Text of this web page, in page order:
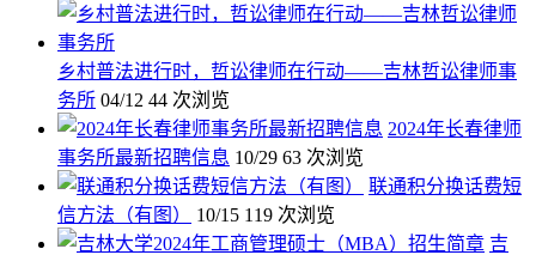
乡村普法进行时，哲讼律师在行动——吉林哲讼律师事
务所 04/12 44 次浏览
2024年长春律师
事务所最新招聘信息 10/29 63 次浏览
联通积分换话费短
信方法（有图）
10/15 119 次浏览
吉